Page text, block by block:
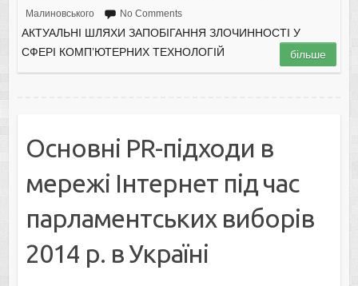
Малиновського
No Comments
АКТУАЛЬНІ ШЛЯХИ ЗАПОБІГАННЯ ЗЛОЧИННОСТІ У
СФЕРІ КОМП’ЮТЕРНИХ ТЕХНОЛОГІЙ
більше
Основні PR-підходи в
мережі Інтернет під час
парламентських виборів
2014 р. в Україні